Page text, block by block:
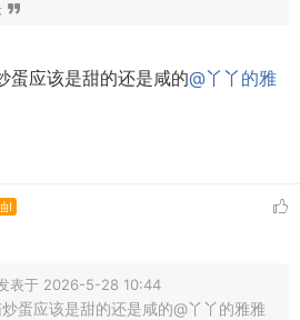
蛋应该是甜的还是咸的@丫丫的雅
I
表于 2026-5-28 10:44
蛋应该是甜的还是咸的@丫丫的雅雅